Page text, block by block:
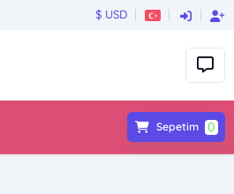
$ USD
Sepetim 0